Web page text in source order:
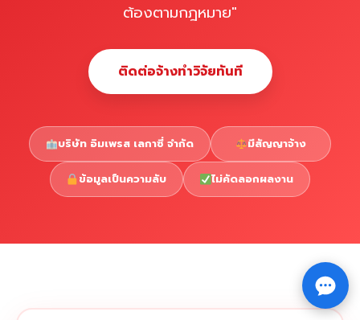
Copyright © 2026 รับทำวิจัย รับทำวิทยานิพนธ์ รับทำ⇧
ต้องตามกฎหมาย"
ติดต่อจ้างทำวิจัยทันที
บริษัท อิมเพรส เลกาซี่ จำกัด มีสัญญาจ้าง
ข้อมูลเป็นความลับ ไม่คัดลอกผลงาน